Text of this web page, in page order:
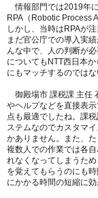
情報部門では2019年
RPA（Robotic Process
しかし、当時はRPAが
まだ官公庁での導入実
んな中で、人の判断が
についてもNTT西日本
にもマッチするのではな
御殿場市 課税課 主任
やヘルプなどを直接表
点も最適でしたね。課
ステムなのでカスタマ
かありません。また、
複数人での作業では各
れなくなってしまうた
を覚えてもらうのにも
にかかる時間の短縮に